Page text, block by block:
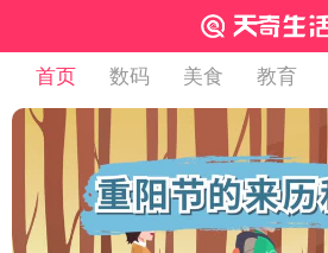
首页 数码 美食 教育